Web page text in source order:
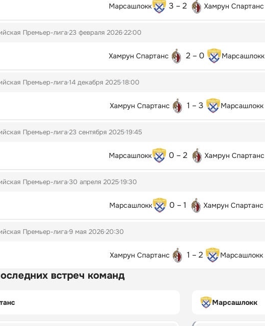
Марсашлокк 3 – 2 Хамрун Спартанс
Премьер-лига23 февраля 202622:00
Хамрун Спартанс 2 – 0 Марсашлокк
Премьер-лига14 декабря 202518:00
Хамрун Спартанс 1 – 3 Марсашлокк
Премьер-лига23 сентября 202519:45
Марсашлокк 0 – 2 Хамрун Спартанс
Премьер-лига30 апреля 202519:30
Марсашлокк 0 – 1 Хамрун Спартанс
Премьер-лига9 мая 202620:30
Хамрун Спартанс 1 – 2 Марсашлокк
встреч команд
Марсашлокк